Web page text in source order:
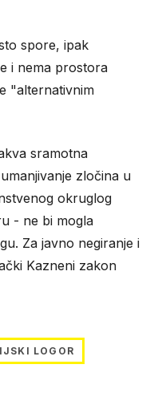
spore, ipak
i nema prostora
"alternativnim
sramotna
zločina u
okruglog
- ne bi mogla
Za javno negiranje i
Kazneni zakon
LOGOR